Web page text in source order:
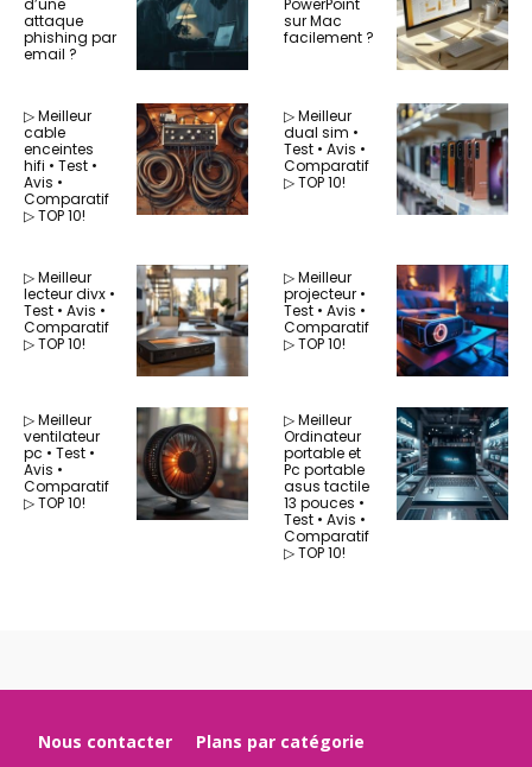
attaque
phishing par
email ?
sur Mac
facilement ?
▷ Meilleur
cable
enceintes
hifi • Test •
Avis •
Comparatif
▷ TOP 10!
▷ Meilleur
dual sim •
Test • Avis •
Comparatif
▷ TOP 10!
▷ Meilleur
lecteur divx •
Test • Avis •
Comparatif
▷ TOP 10!
▷ Meilleur
projecteur •
Test • Avis •
Comparatif
▷ TOP 10!
▷ Meilleur
ventilateur
pc • Test •
Avis •
Comparatif
▷ TOP 10!
▷ Meilleur
Ordinateur
portable et
Pc portable
asus tactile
13 pouces •
Test • Avis •
Comparatif
▷ TOP 10!
Nous contacter
Plans par catégorie